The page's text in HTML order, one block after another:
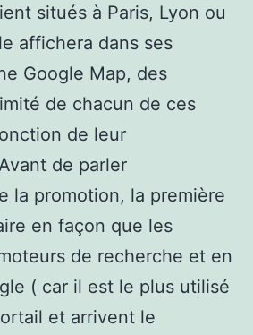
situés à Paris, Lyon ou
affichera dans ses
Google Map, des
de chacun de ces
de leur
de parler
la promotion, la première
en façon que les
de recherche et en
( car il est le plus utilisé
et arrivent le